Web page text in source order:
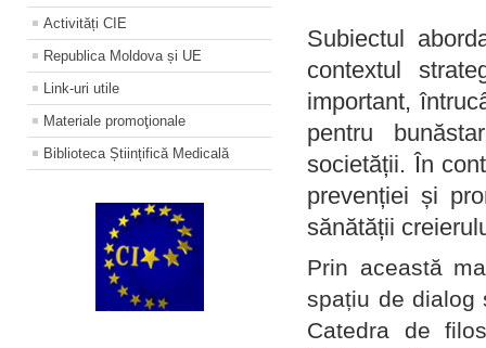
Activități CIE
Republica Moldova și UE
Link-uri utile
Materiale promoţionale
Biblioteca Științifică Medicală
Subiectul
contextul
important,
pentru
societății. În
prevenției și
sănătății
Prin această
spațiu de dialog
Catedra de